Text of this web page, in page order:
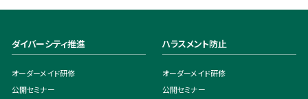
ダイバーシティ推進
オーダーメイド研修
公開セミナー
ハラスメント防止
オーダーメイド研修
公開セミナー